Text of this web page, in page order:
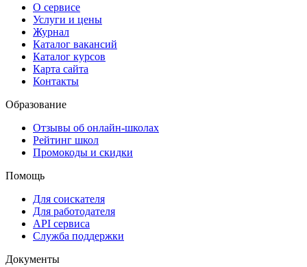
О сервисе
Услуги и цены
Журнал
Каталог вакансий
Каталог курсов
Карта сайта
Контакты
Образование
Отзывы об онлайн-школах
Рейтинг школ
Промокоды и скидки
Помощь
Для соискателя
Для работодателя
API сервиса
Служба поддержки
Документы